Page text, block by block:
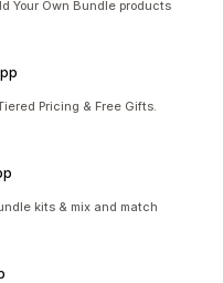
Your Own Bundle products
Pricing & Free Gifts.
kits & mix and match